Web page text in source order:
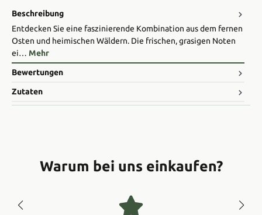
Beschreibung
Entdecken Sie eine faszinierende Kombination aus dem fernen
Osten und heimischen Wäldern. Die frischen, grasigen Noten
ei… Mehr
Bewertungen
Zutaten
Warum bei uns einkaufen?